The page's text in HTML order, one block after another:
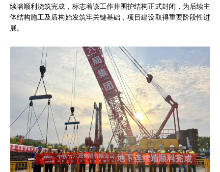
续墙顺利浇筑完成，标志着该工作井围护结构正式封闭，为后续主
体结构施工及盾构始发筑牢关键基础，项目建设取得重要阶段性进
展。